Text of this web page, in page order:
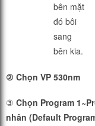
bên mặt
đó bôi
sang
bên kia.
② Chọn VP 530nm
③ Chọn Program
nhân (Default